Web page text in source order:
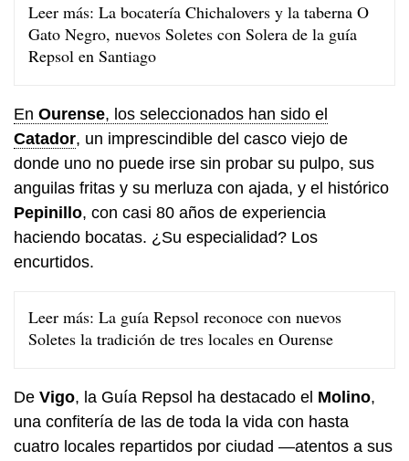
Leer más: La bocatería Chichalovers y la taberna O
Gato Negro, nuevos Soletes con Solera de la guía
Repsol en Santiago
En Ourense, los seleccionados han sido el
Catador, un imprescindible del casco viejo de
donde uno no puede irse sin probar su pulpo, sus
anguilas fritas y su merluza con ajada, y el histórico
Pepinillo, con casi 80 años de experiencia
haciendo bocatas. ¿Su especialidad? Los
encurtidos.
Leer más: La guía Repsol reconoce con nuevos
Soletes la tradición de tres locales en Ourense
De Vigo, la Guía Repsol ha destacado el Molino,
una confitería de las de toda la vida con hasta
cuatro locales repartidos por ciudad —atentos a sus